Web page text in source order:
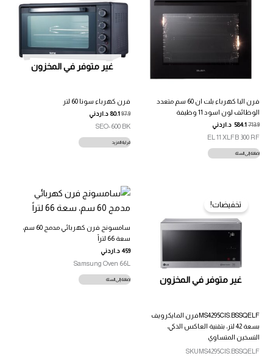
فرن البا كهرباء بلت ان 60 سم متعدد
الوظائف لون اسود 11 وظيفة
713.9
584.1 د.اردني
EL 11 XLFB 300 RF
إضافة إلى السلة
غير متوفر في المخزون
فرن كهرباء سونا 60 لتر
97.9
80.1 د.اردني
SEO-600 BK
قراءة المزيد
غير متوفر في المخزون
تخفيضات!
MS4295CIS.BSSQELFفرن المايكرويف
بسعة 42 لتر، بتقنية العاكس الذكي،
التسخين المتساوي
SKUMS4295CIS.BSSQELF
سامسونج فرن كهربائي مدمج 60 سم،
سعة 66 لتراً
459 د.اردني
Samsung Oven 66L
إضافة إلى السلة